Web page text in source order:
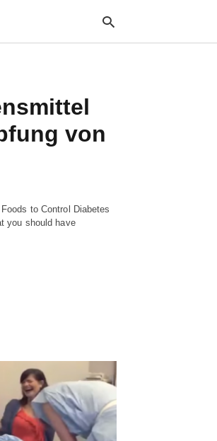
von
to Control Diabetes
you should have